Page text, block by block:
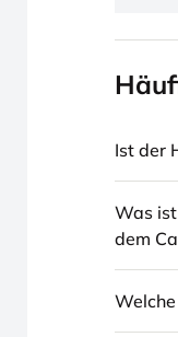
Ist der
Was
dem